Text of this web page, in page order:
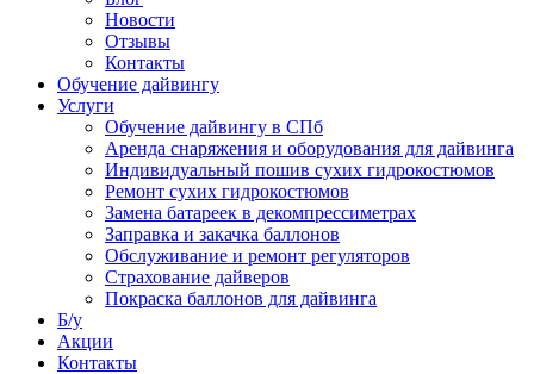
Новости
Отзывы
Контакты
Обучение дайвингу
Услуги
Обучение дайвингу в СПб
Аренда снаряжения и оборудования для дайвинга
Индивидуальный пошив сухих гидрокостюмов
Ремонт сухих гидрокостюмов
Замена батареек в декомпрессиметрах
Заправка и закачка баллонов
Обслуживание и ремонт регуляторов
Страхование дайверов
Покраска баллонов для дайвинга
Б/у
Акции
Контакты